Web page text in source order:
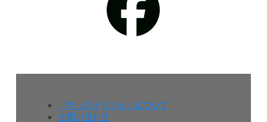
『キッズイベント』について
お問い合わせ